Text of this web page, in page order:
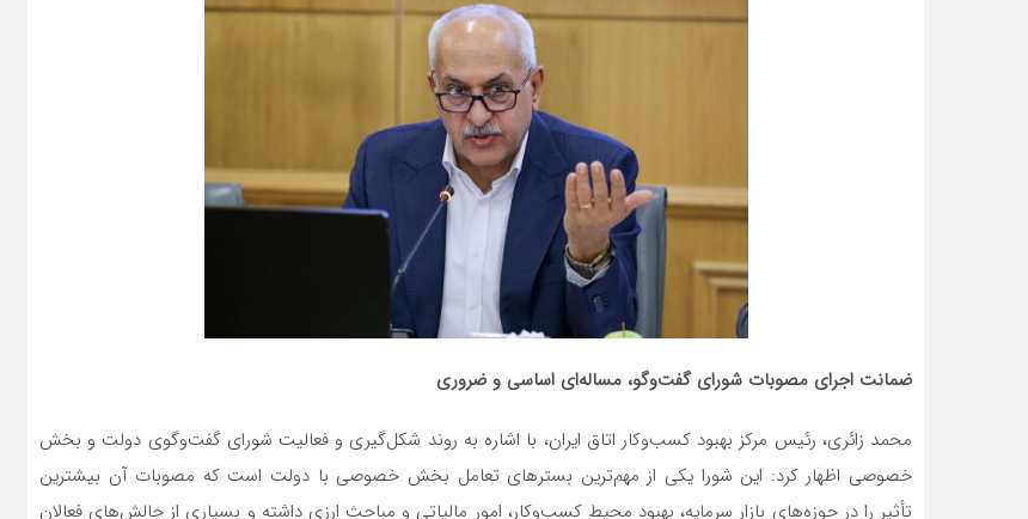
ضمانت اجرای مصوبات شورای گفت‌وگو، مساله‌ای اساسی و ضروری
محمد زائری، رئیس مرکز بهبود کسب‌وکار اتاق ایران، با اشاره به روند شکل‌گیری و فعالیت شورای گفت‌وگوی دولت و بخش
خصوصی اظهار کرد: این شورا یکی از مهم‌ترین بسترهای تعامل بخش خصوصی با دولت است که مصوبات آن بیشترین
تأثیر را در حوزه‌های بازار سرمایه، بهبود محیط کسب‌وکار، امور مالیاتی و مباحث ارزی داشته و بسیاری از چالش‌های فعالان